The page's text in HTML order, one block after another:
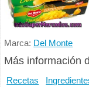
Marca: Del Monte
Más información
Recetas